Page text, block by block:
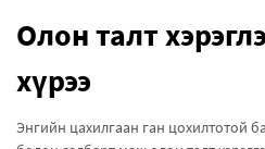
Олон талт
хүрээ
Энгийн цахилгаан ган цохилтотой